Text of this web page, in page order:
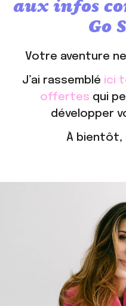
aux infos
Go
Votre aventure
J’ai rassemblé ici
offertes qui
développer
À bientôt,